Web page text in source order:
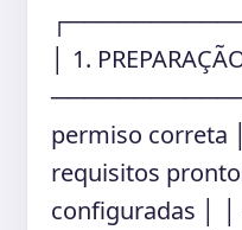
│ 1.
permiso correta
requisitos
configuradas │